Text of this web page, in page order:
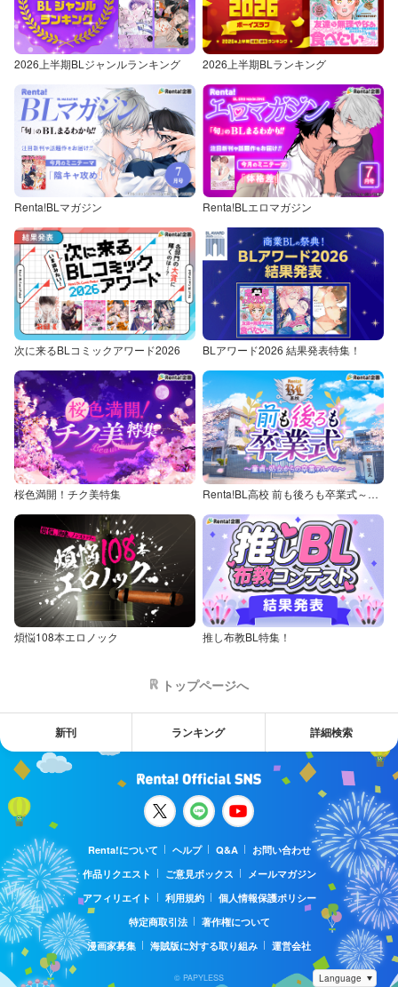
2026上半期BLジャンルランキング 2026上半期BLランキング
Renta!BLマガジン Renta!BLエロマガジン
次に来るBLコミックアワード2026 BLアワード2026 結果発表特集！
桜色満開！チク美特集 Renta!BL高校 前も後ろも卒業式～童貞・処女からの卒業アルバム～
煩悩108本エロノック 推し布教BL特集！
トップページへ
新刊 ランキング 詳細検索
Renta!について ヘルプ Q&A
お問い合わせ
作品リクエスト
ご意見ボックス
メールマガジン
アフィリエイト
利用規約
個人情報保護ポリシー
特定商取引法
著作権について
漫画家募集
海賊版に対する取り組み 運営会社
© PAPYLESS